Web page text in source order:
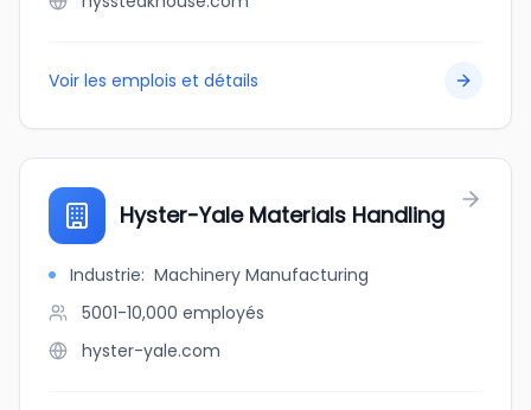
Voir les emplois et détails
Hyster-Yale Materials Handling
Industrie: Machinery Manufacturing
5001-10,000 employés
hyster-yale.com